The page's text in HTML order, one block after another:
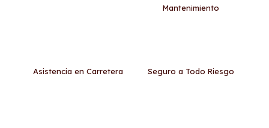
Mantenimiento
Asistencia en Carretera Seguro a Todo Riesgo